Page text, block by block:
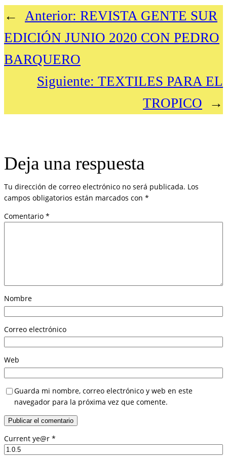
← Anterior: REVISTA GENTE SUR
EDICIÓN JUNIO 2020 CON PEDRO
BARQUERO
Siguiente: TEXTILES PARA EL
TROPICO
→
Deja una respuesta
Tu dirección de correo electrónico no será publicada. Los
campos obligatorios están marcados con *
Comentario *
Nombre
Correo electrónico
Web
Guarda mi nombre, correo electrónico y web en este
navegador para la próxima vez que comente.
Current ye@r *